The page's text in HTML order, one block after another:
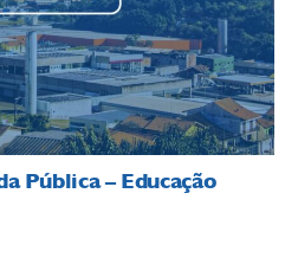
Pública – Educação